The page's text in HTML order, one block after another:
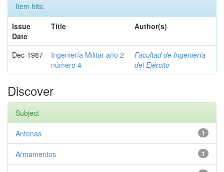
Item hits:
Issue
Date
Title Author(s)
Dec-1987
Ingeniería Militar año 2
número 4
Facultad de Ingeniería
del Ejército
Discover
Subject
1
Antenas
1
Armamentos